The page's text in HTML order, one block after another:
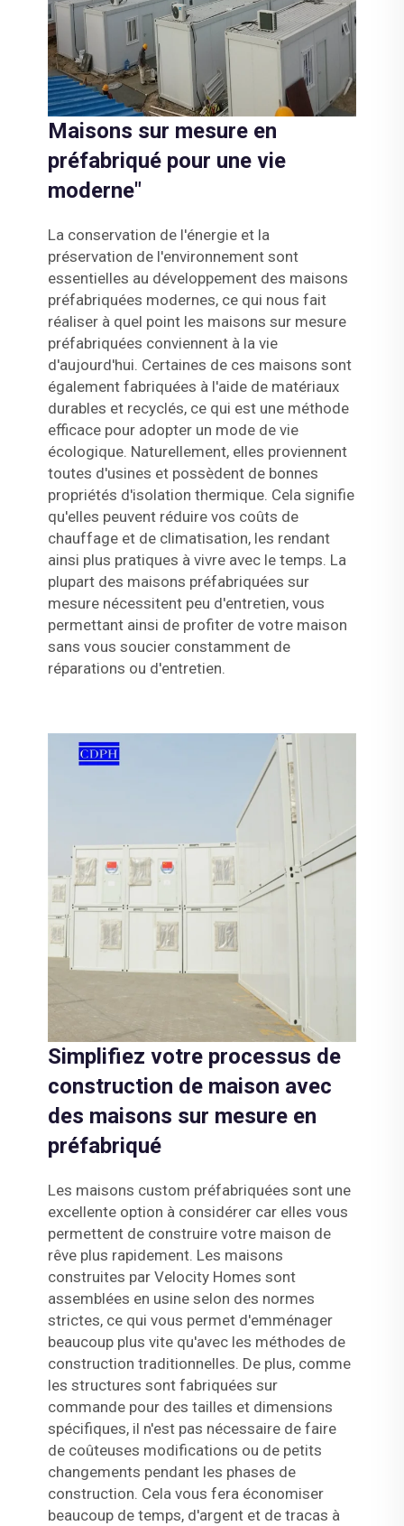
Maisons sur mesure en
préfabriqué pour une vie
moderne"
La conservation de l'énergie et la
préservation de l'environnement sont
essentielles au développement des maisons
préfabriquées modernes, ce qui nous fait
réaliser à quel point les maisons sur mesure
préfabriquées conviennent à la vie
d'aujourd'hui. Certaines de ces maisons sont
également fabriquées à l'aide de matériaux
durables et recyclés, ce qui est une méthode
efficace pour adopter un mode de vie
écologique. Naturellement, elles proviennent
toutes d'usines et possèdent de bonnes
propriétés d'isolation thermique. Cela signifie
qu'elles peuvent réduire vos coûts de
chauffage et de climatisation, les rendant
ainsi plus pratiques à vivre avec le temps. La
plupart des maisons préfabriquées sur
mesure nécessitent peu d'entretien, vous
permettant ainsi de profiter de votre maison
sans vous soucier constamment de
réparations ou d'entretien.
Simplifiez votre processus de
construction de maison avec
des maisons sur mesure en
préfabriqué
Les maisons custom préfabriquées sont une
excellente option à considérer car elles vous
permettent de construire votre maison de
rêve plus rapidement. Les maisons
construites par Velocity Homes sont
assemblées en usine selon des normes
strictes, ce qui vous permet d'emménager
beaucoup plus vite qu'avec les méthodes de
construction traditionnelles. De plus, comme
les structures sont fabriquées sur
commande pour des tailles et dimensions
spécifiques, il n'est pas nécessaire de faire
de coûteuses modifications ou de petits
changements pendant les phases de
construction. Cela vous fera économiser
beaucoup de temps, d'argent et de tracas à